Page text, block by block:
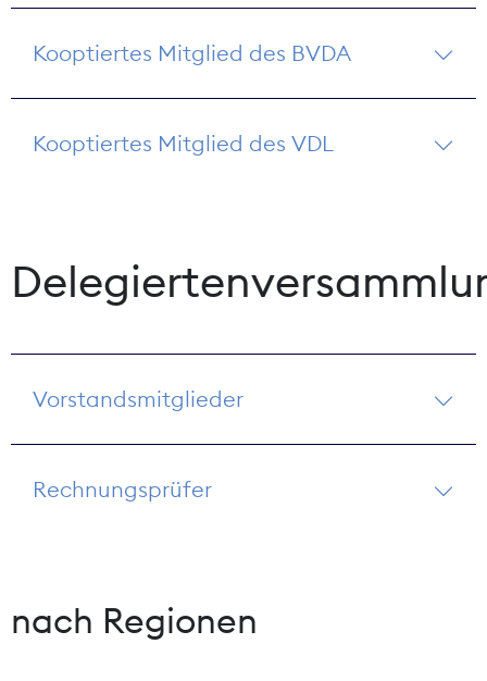
Kooptiertes Mitglied des BVDA
Kooptiertes Mitglied des VDL
Vorstandsmitglieder
Rechnungsprüfer
nach Regionen